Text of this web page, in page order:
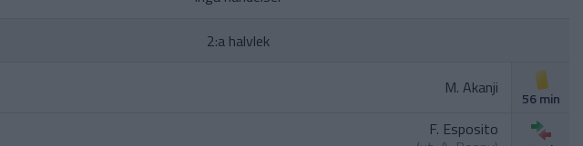
2:a halvlek
M. Akanji
56 min
F. Esposito